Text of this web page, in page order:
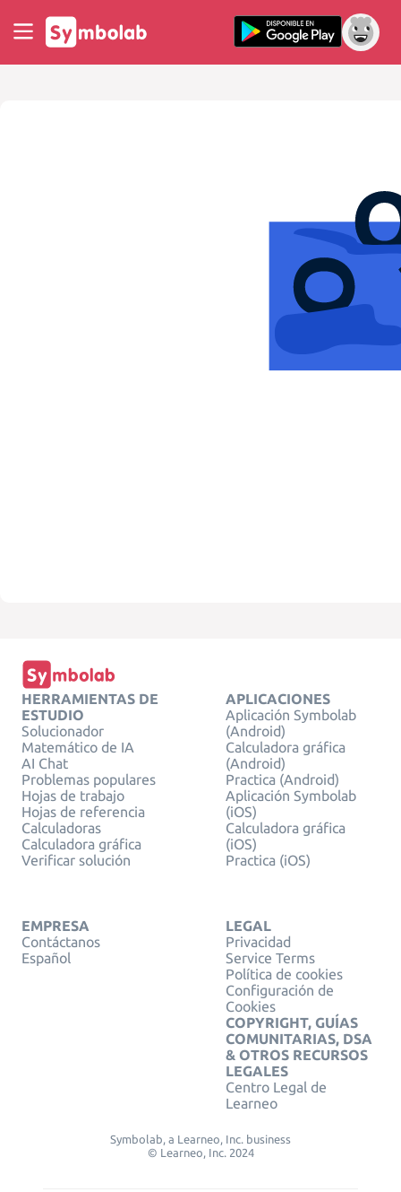
HERRAMIENTAS DE
ESTUDIO
Solucionador
Matemático de IA
AI Chat
Problemas populares
Hojas de trabajo
Hojas de referencia
Calculadoras
Calculadora gráfica
Verificar solución
APLICACIONES
Aplicación Symbolab
(Android)
Calculadora gráfica
(Android)
Practica (Android)
Aplicación Symbolab
(iOS)
Calculadora gráfica
(iOS)
Practica (iOS)
EMPRESA
Contáctanos
Español
LEGAL
Privacidad
Service Terms
Política de cookies
Configuración de
Cookies
COPYRIGHT, GUÍAS
COMUNITARIAS, DSA
& OTROS RECURSOS
LEGALES
Centro Legal de
Learneo
Symbolab, a Learneo, Inc. business
© Learneo, Inc. 2024